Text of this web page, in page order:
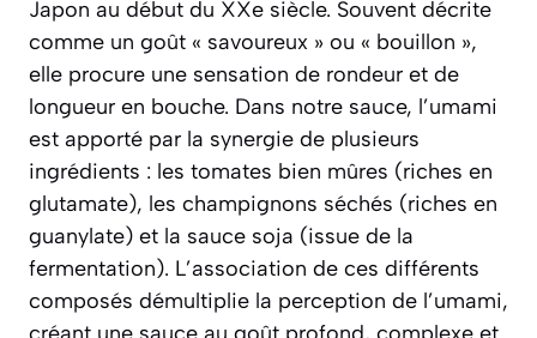
Japon au début du XXe siècle. Souvent décrite
comme un goût « savoureux » ou « bouillon »,
elle procure une sensation de rondeur et de
longueur en bouche. Dans notre sauce, l’umami
est apporté par la synergie de plusieurs
ingrédients : les tomates bien mûres (riches en
glutamate), les champignons séchés (riches en
guanylate) et la sauce soja (issue de la
fermentation). L’association de ces différents
composés démultiplie la perception de l’umami,